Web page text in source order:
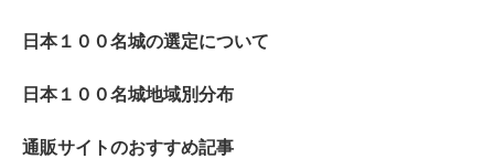
日本１００名城の選定について
日本１００名城地域別分布
通販サイトのおすすめ記事